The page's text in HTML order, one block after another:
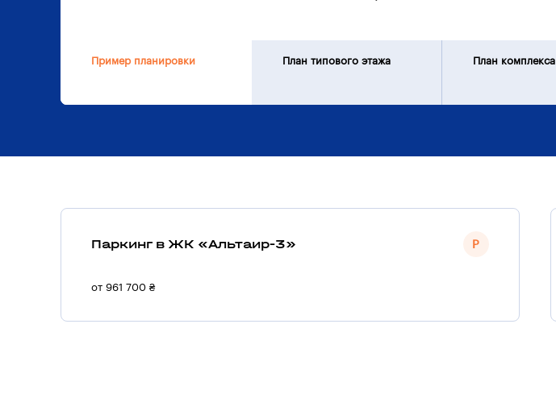
Пример планировки План типового этажа План комплекса
Паркинг в ЖК «Альтаир-3»
от 961 700 ₴